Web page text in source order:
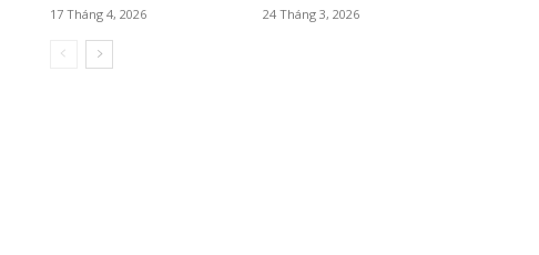
17 Tháng 4, 2026 24 Tháng 3, 2026